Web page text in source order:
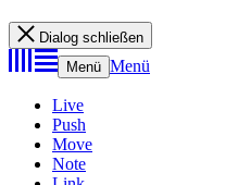
Dialog schließen
Menü Menü
Live
Push
Move
Note